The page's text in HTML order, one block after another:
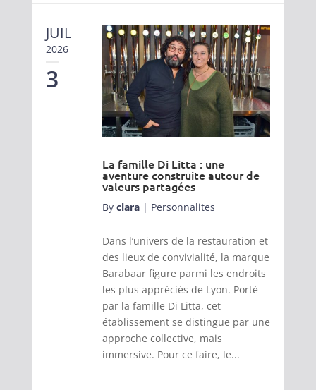
JUIL
2026
3
La famille Di Litta : une
aventure construite autour de
valeurs partagées
By clara| Personnalites
Dans l’univers de la restauration et
des lieux de convivialité, la marque
Barabaar figure parmi les endroits
les plus appréciés de Lyon. Porté
par la famille Di Litta, cet
établissement se distingue par une
approche collective, mais
immersive. Pour ce faire, le...